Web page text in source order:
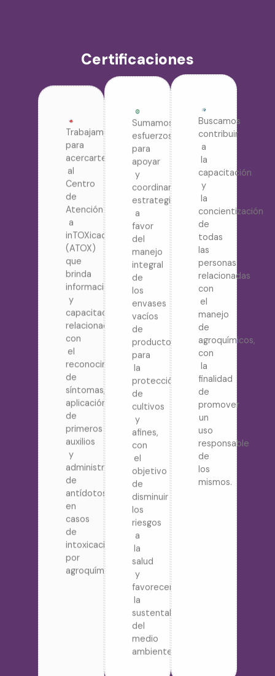
Certificaciones
Trabajamos
para
acercarte
al
Centro
de
Atención
a
inTOXicaciones
(ATOX)
que
brinda
información
y
capacitación
relacionada
con
el
reconocimiento
de
síntomas,
aplicación
de
primeros
auxilios
y
administración
de
antídotos
en
casos
de
intoxicación
por
agroquímicos.
Sumamos
esfuerzos
para
apoyar
y
coordinar
estrategias
a
favor
del
manejo
integral
de
los
envases
vacíos
de
productos
para
la
protección
de
cultivos
y
afines,
con
el
objetivo
de
disminuir
los
riesgos
a
la
salud
y
favorecer
la
sustentabilidad
del
medio
ambiente.
Buscamos
contribuir
a
la
capacitación
y
la
concientización
de
todas
las
personas
relacionadas
con
el
manejo
de
agroquímicos,
con
la
finalidad
de
promover
un
uso
responsable
de
los
mismos.